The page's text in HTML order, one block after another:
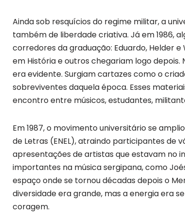
Ainda sob resquícios do regime militar, a
também de liberdade criativa. Já em 1986,
corredores da graduação: Eduardo, Helder
em História e outros chegariam logo depois.
era evidente. Surgiam cartazes como o
sobreviventes daquela época. Esses
encontro entre músicos, estudantes,
Em 1987, o movimento universitário se
de Letras (ENEL), atraindo participantes de
apresentações de artistas que estavam no
importantes na música sergipana, como
espaço onde se tornou décadas depois o
diversidade era grande, mas a energia era
coragem.